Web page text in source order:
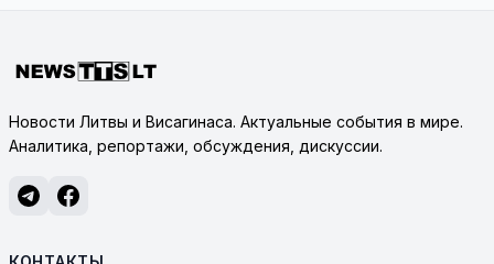
Новости Литвы и Висагинаса. Актуальные события в мире.
Аналитика, репортажи, обсуждения, дискуссии.